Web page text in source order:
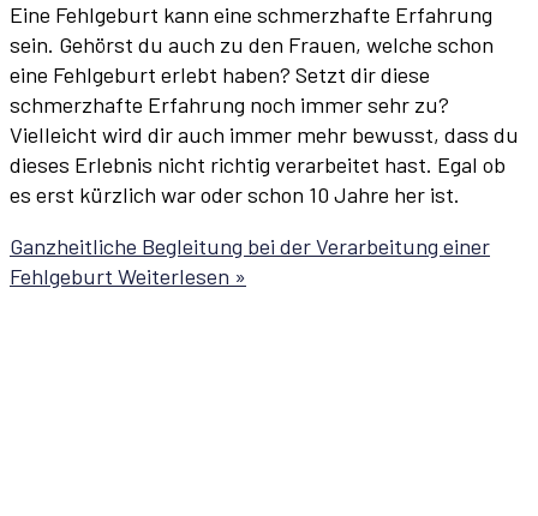
Eine Fehlgeburt kann eine schmerzhafte Erfahrung
sein. Gehörst du auch zu den Frauen, welche schon
eine Fehlgeburt erlebt haben? Setzt dir diese
schmerzhafte Erfahrung noch immer sehr zu?
Vielleicht wird dir auch immer mehr bewusst, dass du
dieses Erlebnis nicht richtig verarbeitet hast. Egal ob
es erst kürzlich war oder schon 10 Jahre her ist.
Ganzheitliche Begleitung bei der Verarbeitung einer
Fehlgeburt Weiterlesen »